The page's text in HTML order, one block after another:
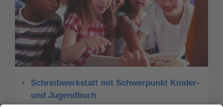
Schreibwerkstatt mit Schwerpunkt Kinder-
und Jugendbuch